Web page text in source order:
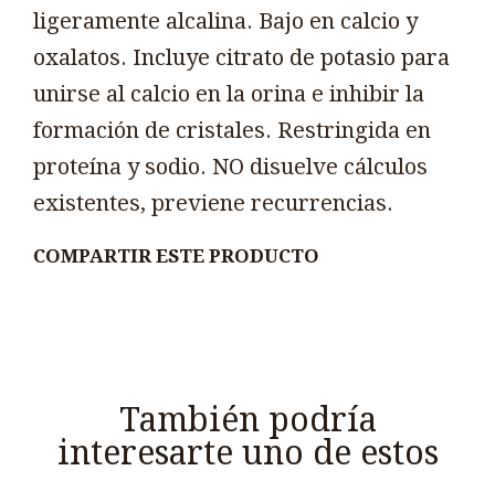
ligeramente alcalina. Bajo en calcio y
oxalatos. Incluye citrato de potasio para
unirse al calcio en la orina e inhibir la
formación de cristales. Restringida en
proteína y sodio. NO disuelve cálculos
existentes, previene recurrencias.
COMPARTIR ESTE PRODUCTO
También podría
interesarte uno de estos